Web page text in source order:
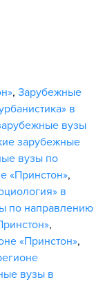
, Зарубежные
в
вузы
зарубежные
вузы по
«Принстон»,
в
по направлению
,
«Принстон»,
вузы в